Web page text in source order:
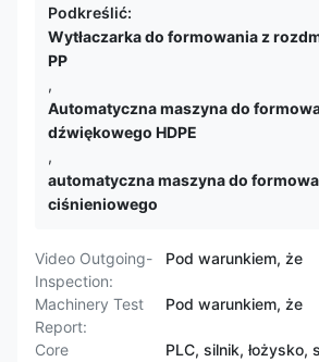
Podkreślić:
Wytłaczarka do formowania z
PP
,
Automatyczna maszyna do
dźwiękowego HDPE
,
automatyczna maszyna do
ciśnieniowego
Video Outgoing-
Inspection:
Pod warunkiem, że
Machinery Test
Report:
Pod warunkiem, że
Core
PLC, silnik, łożysko,